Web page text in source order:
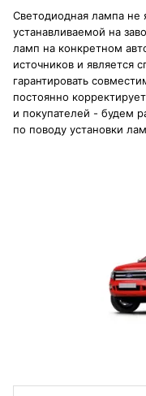
Светодиодная лампа не
устанавливаемой на
ламп на конкретном
источников и
гарантировать
постоянно
и покупателей - будем
по поводу установки